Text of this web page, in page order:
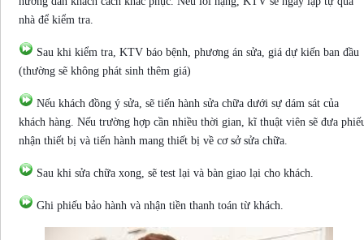
nhà để kiểm tra.
Sau khi kiểm tra, KTV báo bệnh, phương án sửa, giá dự kiến ban đầu
(thường sẽ không phát sinh thêm giá)
Nếu khách đồng ý sửa, sẽ tiến hành sửa chữa dưới sự dám sát của
khách hàng. Nếu trường hợp cần nhiều thời gian, kĩ thuật viên sẽ đưa
nhận thiết bị và tiến hành mang thiết bị về cơ sở sửa chữa.
Sau khi sửa chữa xong, sẽ test lại và bàn giao lại cho khách.
Ghi phiếu bảo hành và nhận tiền thanh toán từ khách.